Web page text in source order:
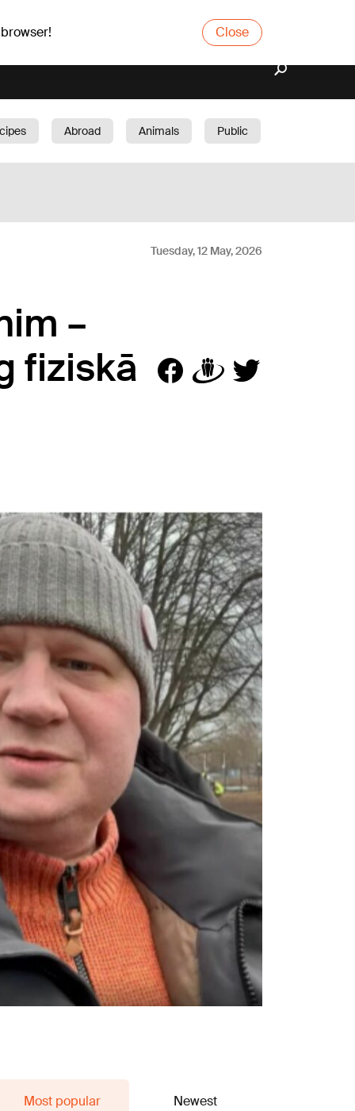
Close
Abroad Animals
Public
Tuesday, 12 May, 2026
–
fiziskā
Most popular Newest